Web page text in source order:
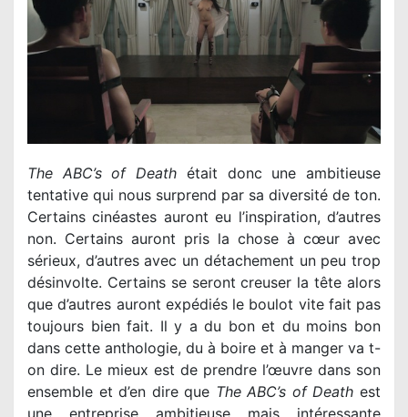
The ABC’s of Death était donc une ambitieuse
tentative qui nous surprend par sa diversité de ton.
Certains cinéastes auront eu l’inspiration, d’autres
non. Certains auront pris la chose à cœur avec
sérieux, d’autres avec un détachement un peu trop
désinvolte. Certains se seront creuser la tête alors
que d’autres auront expédiés le boulot vite fait pas
toujours bien fait. Il y a du bon et du moins bon
dans cette anthologie, du à boire et à manger va t-
on dire. Le mieux est de prendre l’œuvre dans son
ensemble et d’en dire que The ABC’s of Death est